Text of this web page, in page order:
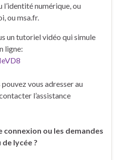
l’identité numérique, ou
ou msa.fr.
un tutoriel vidéo qui simule
ligne:
vous adresser au
l’assistance
ou les demandes
lycée ?